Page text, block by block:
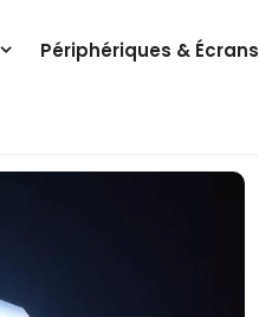
Périphériques & Écrans